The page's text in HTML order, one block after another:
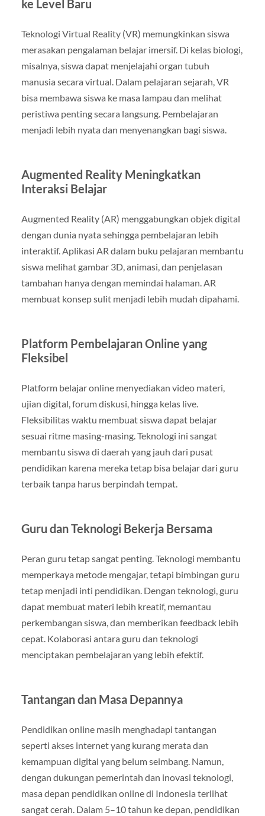
ke Level Baru
Teknologi Virtual Reality (VR) memungkinkan siswa
merasakan pengalaman belajar imersif. Di kelas biologi,
misalnya, siswa dapat menjelajahi organ tubuh
manusia secara virtual. Dalam pelajaran sejarah, VR
bisa membawa siswa ke masa lampau dan melihat
peristiwa penting secara langsung. Pembelajaran
menjadi lebih nyata dan menyenangkan bagi siswa.
Augmented Reality Meningkatkan
Interaksi Belajar
Augmented Reality (AR) menggabungkan objek digital
dengan dunia nyata sehingga pembelajaran lebih
interaktif. Aplikasi AR dalam buku pelajaran membantu
siswa melihat gambar 3D, animasi, dan penjelasan
tambahan hanya dengan memindai halaman. AR
membuat konsep sulit menjadi lebih mudah dipahami.
Platform Pembelajaran Online yang
Fleksibel
Platform belajar online menyediakan video materi,
ujian digital, forum diskusi, hingga kelas live.
Fleksibilitas waktu membuat siswa dapat belajar
sesuai ritme masing-masing. Teknologi ini sangat
membantu siswa di daerah yang jauh dari pusat
pendidikan karena mereka tetap bisa belajar dari guru
terbaik tanpa harus berpindah tempat.
Guru dan Teknologi Bekerja Bersama
Peran guru tetap sangat penting. Teknologi membantu
memperkaya metode mengajar, tetapi bimbingan guru
tetap menjadi inti pendidikan. Dengan teknologi, guru
dapat membuat materi lebih kreatif, memantau
perkembangan siswa, dan memberikan feedback lebih
cepat. Kolaborasi antara guru dan teknologi
menciptakan pembelajaran yang lebih efektif.
Tantangan dan Masa Depannya
Pendidikan online masih menghadapi tantangan
seperti akses internet yang kurang merata dan
kemampuan digital yang belum seimbang. Namun,
dengan dukungan pemerintah dan inovasi teknologi,
masa depan pendidikan online di Indonesia terlihat
sangat cerah. Dalam 5–10 tahun ke depan, pendidikan